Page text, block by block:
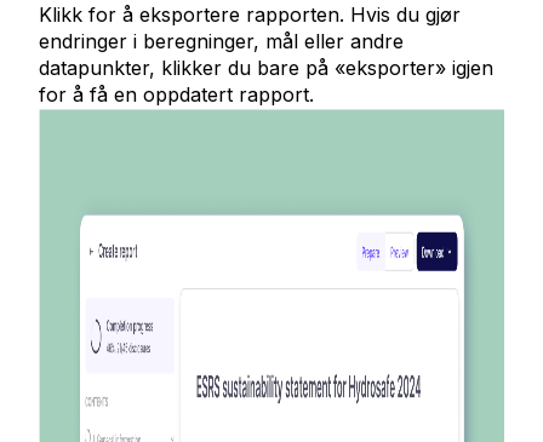
Klikk for å eksportere rapporten. Hvis du gjør
endringer i beregninger, mål eller andre
datapunkter, klikker du bare på «eksporter» igjen
for å få en oppdatert rapport.